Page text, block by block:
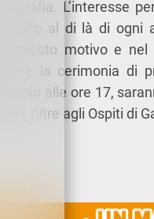
L’interesse
molto al di là di
questo motivo e
e la cerimonia
alle ore 17,
oltre agli Ospiti di